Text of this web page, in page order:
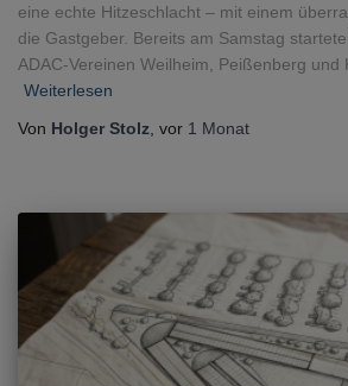
eine echte Hitzeschlacht – mit einem
die Gastgeber. Bereits am Samstag
ADAC-Vereinen Weilheim, Peißenberg und
Weiterlesen
Von Holger Stolz , vor 1 Monat